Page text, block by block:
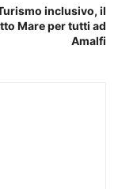
inclusivo, il
Mare per tutti ad
Amalfi